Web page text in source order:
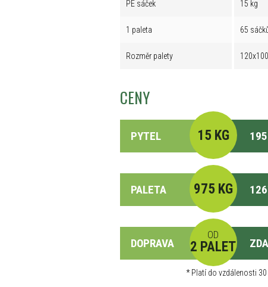
PE sáček 15 kg
1 paleta 65
Rozměr palety
CENY
PYTEL 15 KG
PALETA 975 KG
DOPRAVA
OD
2 PALET
*Platí do vzdálenosti 30